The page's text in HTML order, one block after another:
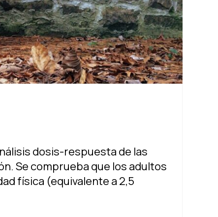
dosis-respuesta de las
Se comprueba que los adultos
física (equivalente a 2,5